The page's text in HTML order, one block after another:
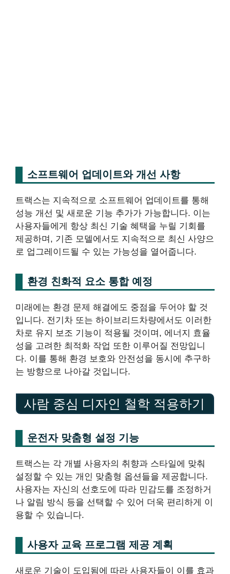
소프트웨어 업데이트와 개선 사항
트랙스는 지속적으로 소프트웨어 업데이트를 통해
성능 개선 및 새로운 기능 추가가 가능합니다. 이는
사용자들에게 항상 최신 기술 혜택을 누릴 기회를
제공하며, 기존 모델에서도 지속적으로 최신 사양으
로 업그레이드될 수 있는 가능성을 열어줍니다.
환경 친화적 요소 통합 예정
미래에는 환경 문제 해결에도 중점을 두어야 할 것
입니다. 전기차 또는 하이브리드차량에서도 이러한
차로 유지 보조 기능이 적용될 것이며, 에너지 효율
성을 고려한 최적화 작업 또한 이루어질 전망입니
다. 이를 통해 환경 보호와 안전성을 동시에 추구하
는 방향으로 나아갈 것입니다.
사람 중심 디자인 철학 적용하기
운전자 맞춤형 설정 기능
트랙스는 각 개별 사용자의 취향과 스타일에 맞춰
설정할 수 있는 개인 맞춤형 옵션들을 제공합니다.
사용자는 자신의 선호도에 따라 민감도를 조정하거
나 알림 방식 등을 선택할 수 있어 더욱 편리하게 이
용할 수 있습니다.
사용자 교육 프로그램 제공 계획
새로운 기술이 도입됨에 따라 사용자들이 이를 효과